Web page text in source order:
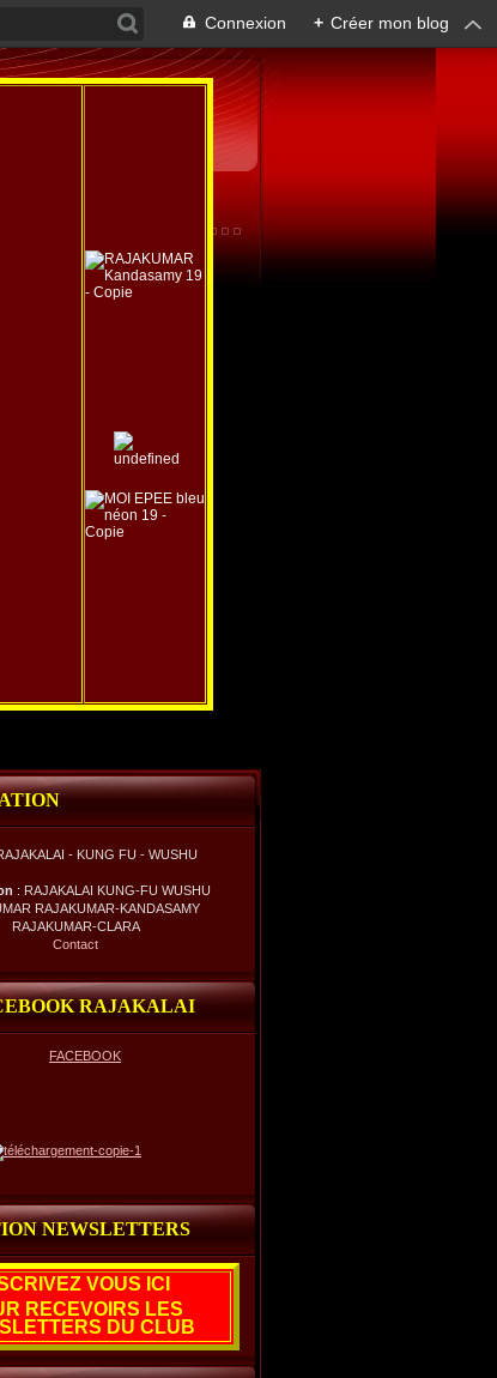
Connexion + Créer mon blog
- KUNG FU - WUSHU
: RAJAKALAI KUNG-FU WUSHU
RAJAKUMAR-KANDASAMY
RAJAKUMAR-CLARA
Contact
RAJAKALAI
NEWSLETTERS
VOUS ICI
RECEVOIRS LES
DU CLUB